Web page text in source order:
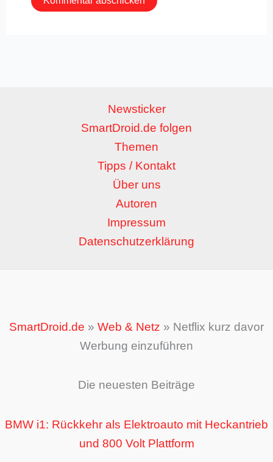
Newsticker
SmartDroid.de folgen
Themen
Tipps / Kontakt
Über uns
Autoren
Impressum
Datenschutzerklärung
SmartDroid.de » Web & Netz » Netflix kurz davor
Werbung einzuführen
Die neuesten Beiträge
BMW i1: Rückkehr als Elektroauto mit Heckantrieb
und 800 Volt Plattform